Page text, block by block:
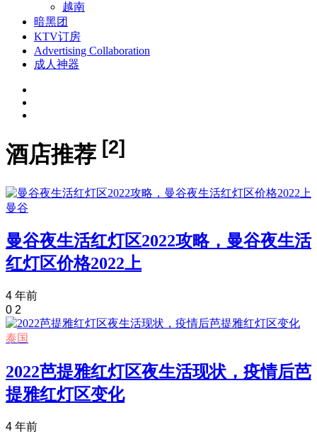
越南
暗黑团
KTV订房
Advertising Collaboration
成人神器
酒店推荐 [2]
曼谷
曼谷夜生活红灯区2022攻略，曼谷夜生活
红灯区价格2022上
4 年前
0 2
泰国
2022芭提雅红灯区夜生活现状，疫情后芭
提雅红灯区变化
4 年前